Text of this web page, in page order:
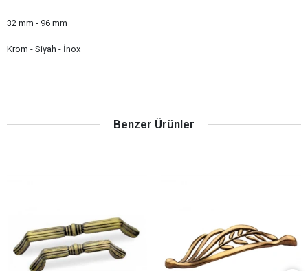
32 mm - 96 mm
Krom - Siyah - İnox
Benzer Ürünler